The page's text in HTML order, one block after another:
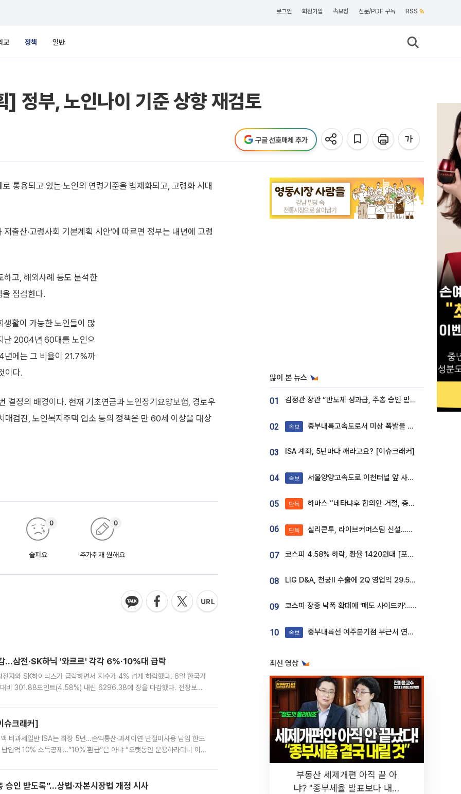
로그인 회원가입 속보창 신문/PDF 구독 RSS
교 정책 일반
] 정부, 노인나이 기준 상향 재검토
구글 선호매체 추가
통용되고 있는 노인의 연령기준을 법제화되고, 고령화 시대
출산·고령사회 기본계획 시안'에 따르면 정부는 내년에 고령
하고, 해외사례 등도 분석한
점검한다.
활이 가능한 노인들이 많
난 2004년 60대를 노인으
에는 그 비율이 21.7%까
이다.
결정의 배경이다. 현재 기초연금과 노인장기요양보험, 경로우
검진, 노인복지주택 입소 등의 정책은 만 60세 이상을 대상
슬퍼요
0
추가취재 원해요
0
삼전·SK하닉 '와르르' 각각 6%·10%대 급락
자와 SK하이닉스가 급락하면서 지수가 4% 넘게 하락했다. 6일 한국거
대비 301.88포인트(4.58%) 내린 6296.38에 장을 마감했다. 전장보다
슈크래커]
비과세일반 ISA는 최장 5년…손익통산·과세이연 단절미사용 납입 한도
입액 10% 소득공제…“10% 환급”은 아냐 “오랫동안 운용하라더니 이제
승인 받도록”…상법·자본시장법 개정 시사
많이 본 뉴스
01 김정관 장관 “반도체 성과급, 주총 승인 받도록”…상법·자본시장법 개정 시사
02 속보 중부내륙고속도로서 미상 폭발물 발견
03 ISA 계좌, 5년마다 깨라고요? [이슈크래커]
04 속보 서울양양고속도로 이천터널 앞 사고 발생
05 단독 하마스 “네타냐후 합의안 거절, 총선 앞두고 시간 끌기”
06 단독 실리콘투, 라이브커머스팀 신설…K뷰티 ‘글로벌 판매망’ 확대[K뷰티 라방戰]
07 코스피 4.58% 하락, 환율 1420원대 [포토]
08 LIG D&A, 천궁Ⅱ 수출에 2Q 영업익 29.5%↑…수주잔고 24.6조 [종합]
09 코스피 장중 낙폭 확대에 '매도 사이드카'…외인 2.8조'팔자'· 개인 3.1조 '사자'
10 속보 중부내륙선 여주분기점 부근서 연이은 추돌사고 발생
최신 영상
부동산 세제개편 아직 끝 아
냐? "종부세율 발표보다 내릴